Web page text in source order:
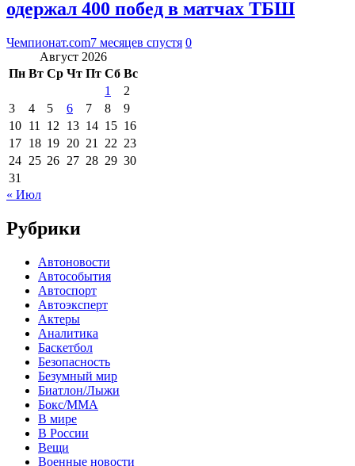
одержал 400 побед в матчах ТБШ
Чемпионат.com7 месяцев спустя 0
Август 2026
Пн Вт Ср Чт Пт Сб Вс
1
2
3
4 5 6 7 8
9
10 11 12 13 14 15 16
17 18 19 20 21 22 23
24 25 26 27 28 29 30
31
« Июл
Рубрики
Автоновости
Автособытия
Автоспорт
Автоэксперт
Актеры
Аналитика
Баскетбол
Безопасность
Безумный мир
Биатлон/Лыжи
Бокс/MMA
В мире
В России
Вещи
Военные новости